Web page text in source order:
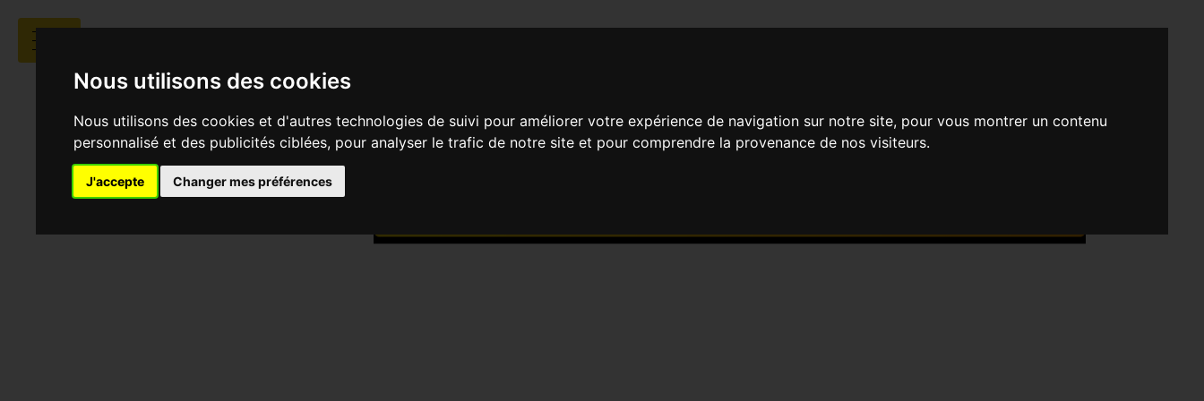
Nous utilisons des cookies
Nous utilisons des cookies et d'autres technologies de suivi pour améliorer votre expérience de navigation sur notre site, pour vous montrer un contenu
personnalisé et des publicités ciblées, pour analyser le trafic de notre site et pour comprendre la provenance de nos visiteurs.
J'accepte Changer mes préférences
Collège Jean Giono Chemin Fournigue - Le Beausset